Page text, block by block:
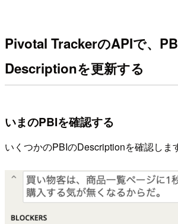
Pivotal TrackerのAPIで、
Descriptionを更新する
いまのPBIを確認する
いくつかのPBIのDescriptionを確認しま